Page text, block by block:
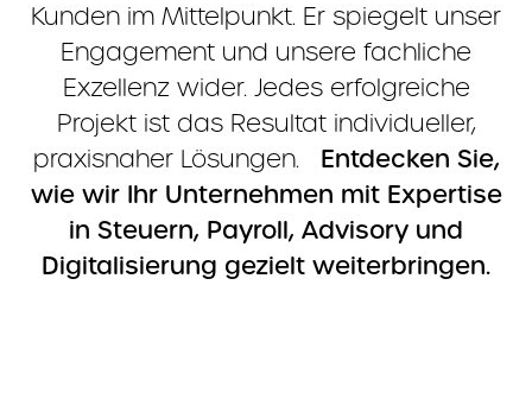
Kunden im Mittelpunkt. Er spiegelt unser
Engagement und unsere fachliche
Exzellenz wider. Jedes erfolgreiche
Projekt ist das Resultat individueller,
praxisnaher Lösungen. Entdecken Sie,
wie wir Ihr Unternehmen mit Expertise
in Steuern, Payroll, Advisory und
Digitalisierung gezielt weiterbringen.